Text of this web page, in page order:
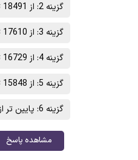
گزینه 2: از 18491 تا 19371
گزینه 3: از 17610 تا 18490
گزینه 4: از 16729 تا 17609
گزینه 5: از 15848 تا 16728
گزینه 6: پایین تر از 15848
مشاهده پاسخ